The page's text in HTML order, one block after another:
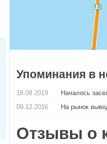
Упоминания в
18.08.2019
Началось
09.12.2016
На рынок
Отзывы о